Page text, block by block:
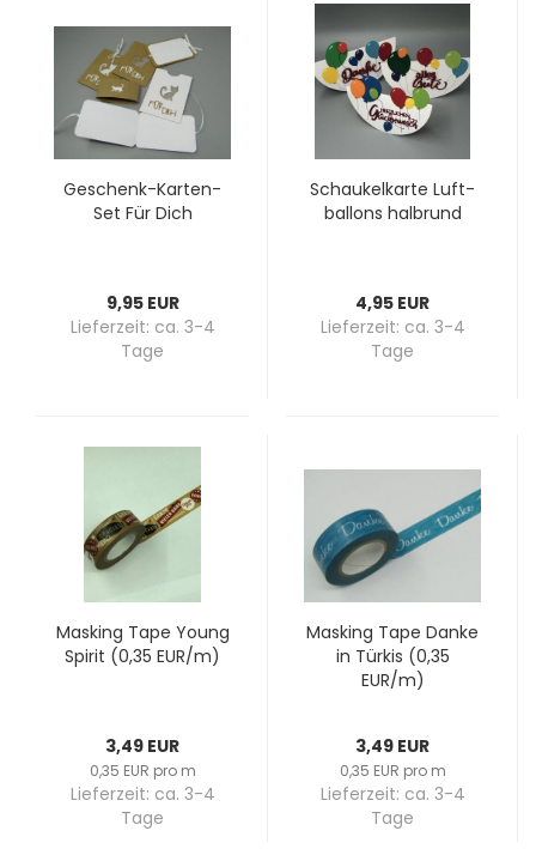
Geschenk-​​Karten-​
Set Für Dich
9,95 EUR
Lieferzeit: ca. 3-4
Tage
Schau­kel­kar­te Luft­
bal­lons halb­rund
4,95 EUR
Lieferzeit: ca. 3-4
Tage
Mas­king Tape Young
Spi­rit (0,35 EUR/m)
3,49 EUR
0,35 EUR pro m
Lieferzeit: ca. 3-4
Tage
Mas­king Tape Danke
in Tür­kis (0,35
EUR/m)
3,49 EUR
0,35 EUR pro m
Lieferzeit: ca. 3-4
Tage